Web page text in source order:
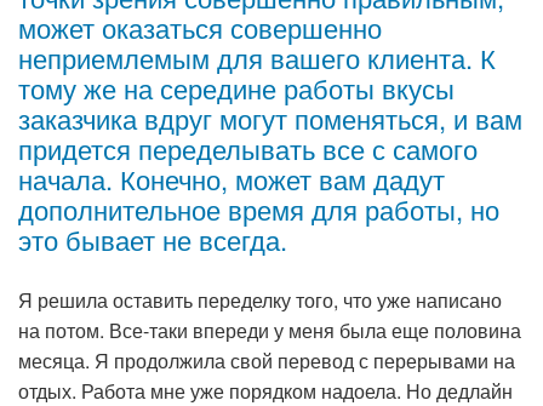
может оказаться совершенно
неприемлемым для вашего клиента. К
тому же на середине работы вкусы
заказчика вдруг могут поменяться, и вам
придется переделывать все с самого
начала. Конечно, может вам дадут
дополнительное время для работы, но
это бывает не всегда.
Я решила оставить переделку того, что уже написано
на потом. Все-таки впереди у меня была еще половина
месяца. Я продолжила свой перевод с перерывами на
отдых. Работа мне уже порядком надоела. Но дедлайн